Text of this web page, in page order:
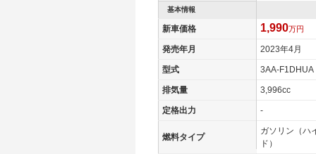
燃費
WLTCモード 7.4km/L
WLTCモード(市街地) 4.9km/L
WLTCモード(郊外) 7.8km/L
WLTCモード(高速道路) 9.1km/L
JC08モード -
-
基本情報
新車価格 1,990万円
発売年月 2023年4月
型式 3AA-F1DHUA
排気量 3,996cc
定格出力 -
燃料タイプ
ガソリン（ハ
ド）